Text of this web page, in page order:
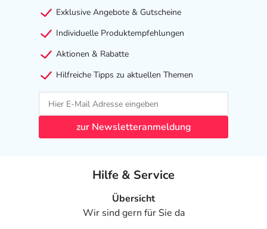
Exklusive Angebote & Gutscheine
Individuelle Produktempfehlungen
Aktionen & Rabatte
Hilfreiche Tipps zu aktuellen Themen
zur Newsletteranmeldung
Hilfe & Service
Übersicht
Wir sind gern für Sie da